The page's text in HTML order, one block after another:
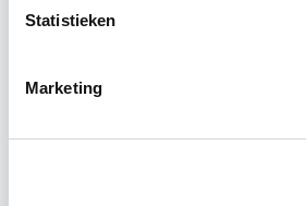
Statistieken
Marketing6 uur zelfstudie
Eerstvolgende startdatum